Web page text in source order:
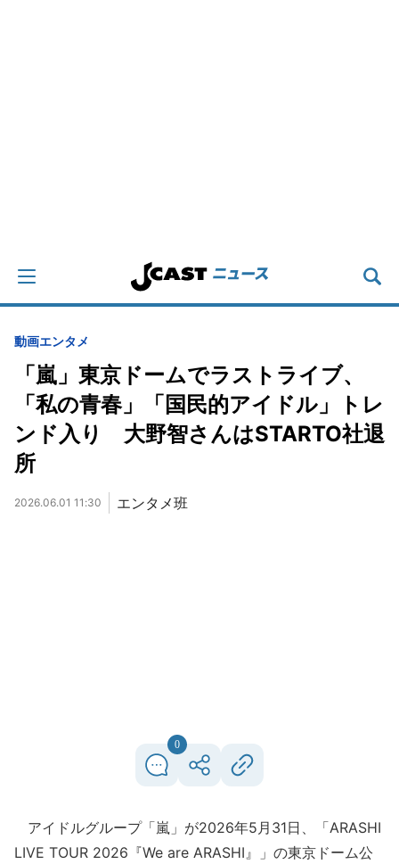
動画エンタメ
「嵐」東京ドームでラストライブ、
「私の青春」「国民的アイドル」トレ
ンド入り 大野智さんはSTARTO社退
所
2026.06.01 11:30 エンタメ班
0
アイドルグループ「嵐」が2026年5月31日、「ARASHI
LIVE TOUR 2026『We are ARASHI』」の東京ドーム公